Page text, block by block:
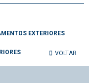
VOLTAR
EXTERIORES